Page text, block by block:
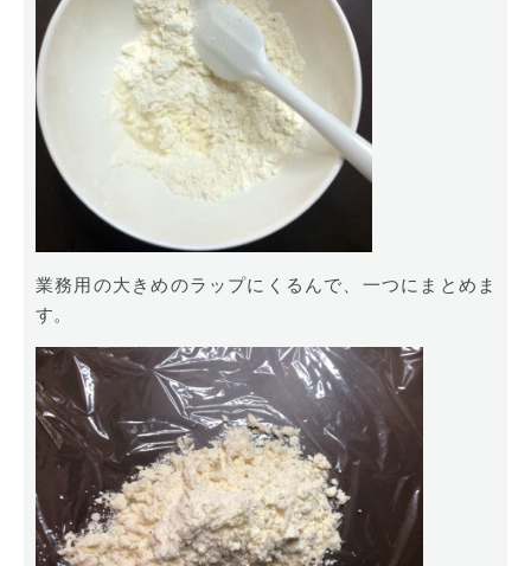
業務用の大きめのラップにくるんで、一つにまとめま
す。